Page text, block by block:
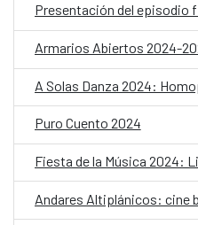
Presentación del episodio
Armarios Abiertos 2024-
A Solas Danza 2024:
Puro Cuento 2024
Andares Altiplánicos: cine